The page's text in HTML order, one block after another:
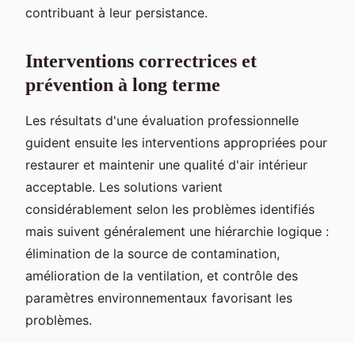
contribuant à leur persistance.
Interventions correctrices et
prévention à long terme
Les résultats d'une évaluation professionnelle
guident ensuite les interventions appropriées pour
restaurer et maintenir une qualité d'air intérieur
acceptable. Les solutions varient
considérablement selon les problèmes identifiés
mais suivent généralement une hiérarchie logique :
élimination de la source de contamination,
amélioration de la ventilation, et contrôle des
paramètres environnementaux favorisant les
problèmes.